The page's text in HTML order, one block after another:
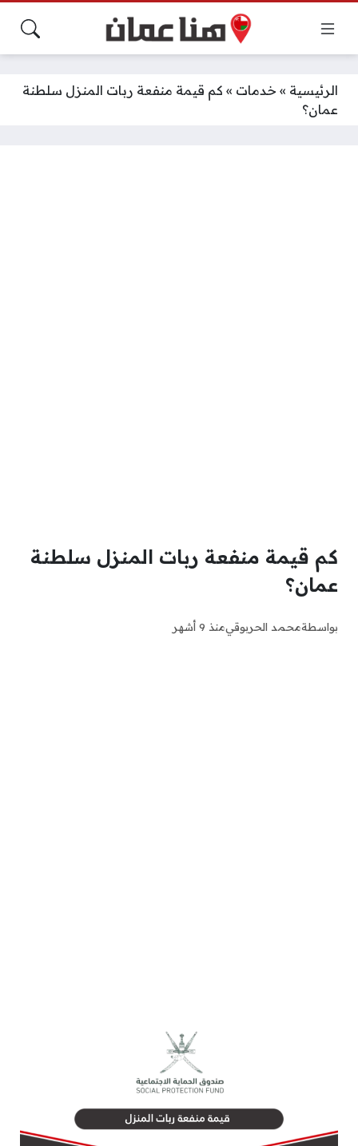
الرئيسية » خدمات » كم قيمة منفعة ربات المنزل سلطنة
عمان؟
كم قيمة منفعة ربات المنزل سلطنة
عمان؟
بواسطةمحمد الحربوقيمنذ 9 أشهر